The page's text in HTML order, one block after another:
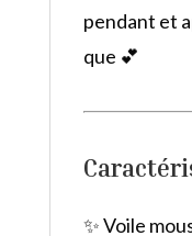
pendant et
que 💕
✨ Voile